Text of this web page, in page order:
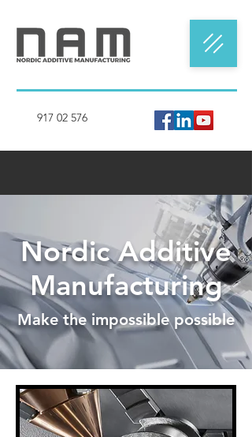
917 02 576
Nordic Additive
Manufacturing
Make the impossible possible